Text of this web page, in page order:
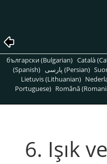
български (Bulgarian) Català
(Spanish)
پارسی (Persian)
Lietuvis (Lithuanian)
Portuguese) Română
6. Işık